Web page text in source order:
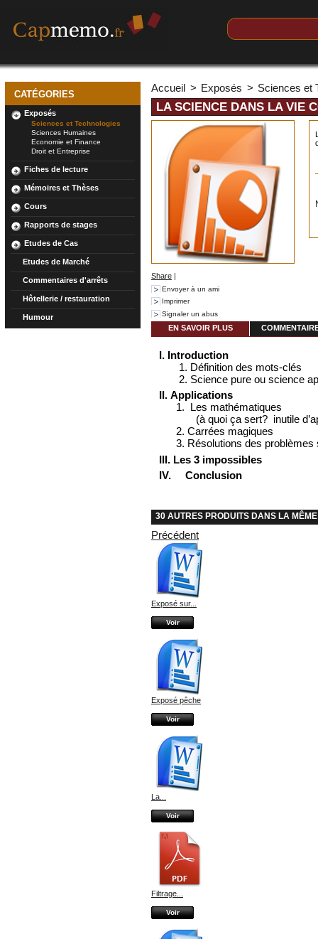
CATÉGORIES
Exposés
Sciences et Technologies
Sciences Humaines
Economie et Finance
Droit et Entreprise
Fiches de lecture
Mémoires et Thèses
Cours
Rapports de stages
Etudes de Cas
Etudes de Marché
Commentaires d'arrêts
Hôtellerie / restauration
Humour
Accueil > Exposés > Sciences et
LA SCIENCE DANS LA VIE
Share |
Envoyer à un ami
Imprimer
Signaler un abus
EN SAVOIR PLUS
I. Introduction
1. Définition des mots-clés
2. Science pure ou science
II. Applications
1. Les mathématiques
(à quoi ça sert? inutile
2. Carrées magiques
3. Résolutions des problèmes
III. Les 3 impossibles
IV. Conclusion
30 AUTRES PRODUITS DANS LA
Précédent
Exposé sur...
Voir
Exposé pêche
Voir
La...
Voir
Filtrage...
Voir